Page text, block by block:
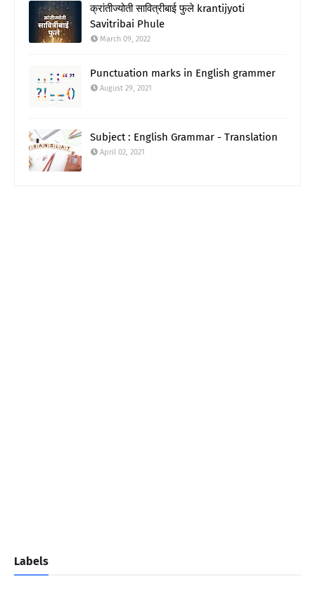
क्रांतीज्योती सावित्रीबाई फुले krantijyoti
Savitribai Phule
March 09, 2022
Punctuation marks in English grammer
August 29, 2021
Subject : English Grammar - Translation
April 02, 2021
Labels